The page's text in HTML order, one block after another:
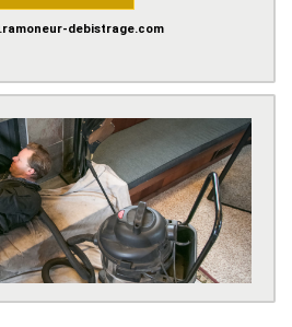
debistrage.com